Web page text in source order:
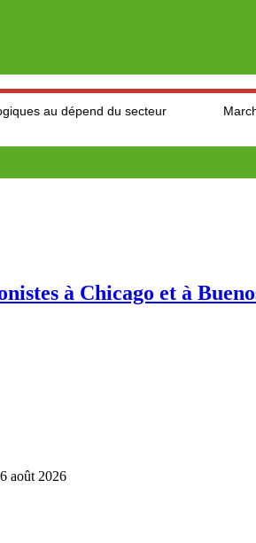
du secteur Marché des fruits
à Chicago et à
6 août 2026